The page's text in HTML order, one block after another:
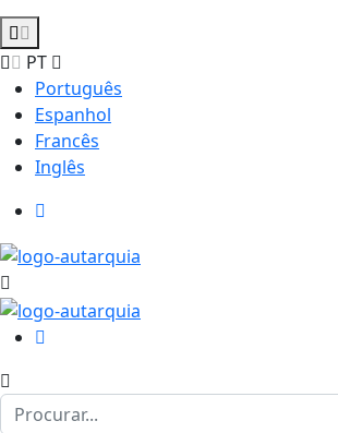
PT
Português
Espanhol
Francês
Inglês